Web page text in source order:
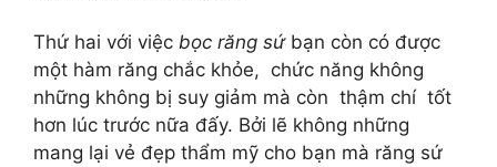
Thứ hai với việc bọc răng sứbạn còn có được
một hàm răng chắc khỏe, chức năng không
những không bị suy giảm mà còn thậm chí tốt
hơn lúc trước nữa đấy. Bởi lẽ không những
mang lại vẻ đẹp thẩm mỹ cho bạn mà răng sứ